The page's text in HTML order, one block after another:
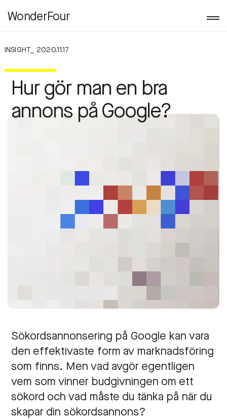
WonderFour
INSIGHT_ 2020.11.17
Hur gör man en bra
annons på Google?
Sökordsannonsering på Google kan vara
den effektivaste form av marknadsföring
som finns. Men vad avgör egentligen
vem som vinner budgivningen om ett
sökord och vad måste du tänka på när du
skapar din sökordsannons?